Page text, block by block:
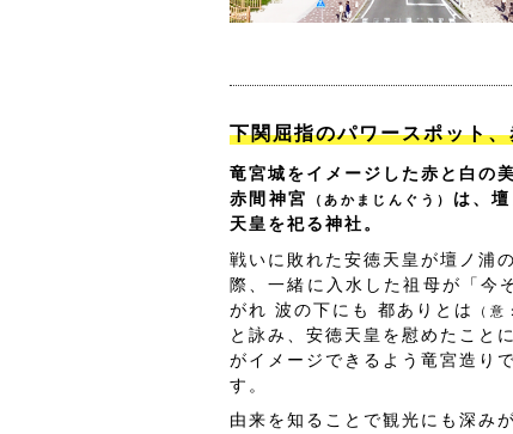
下関屈指のパワースポット
竜宮城をイメージした赤と白の
赤間神宮
（あかまじんぐう）
は、
天皇を祀る神社。
戦いに敗れた安徳天皇が壇ノ浦
際、一緒に入水した祖母が「今
がれ 波の下にも 都ありとは
（意
と詠み、安徳天皇を慰めたこと
がイメージできるよう竜宮造り
す。
由来を知ることで観光にも深み